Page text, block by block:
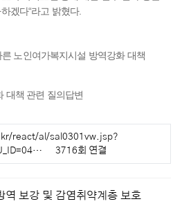
겠다“라고 밝혔다.
노인여가복지시설 방역강화 대책
대책 관련 질의답변
react/al/sal0301vw.jsp?
3716회 연결
역 보강 및 감염취약계층 보호